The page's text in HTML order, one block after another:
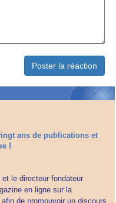
ans de publications et
!
le directeur fondateur
en ligne sur la
de promouvoir un discours